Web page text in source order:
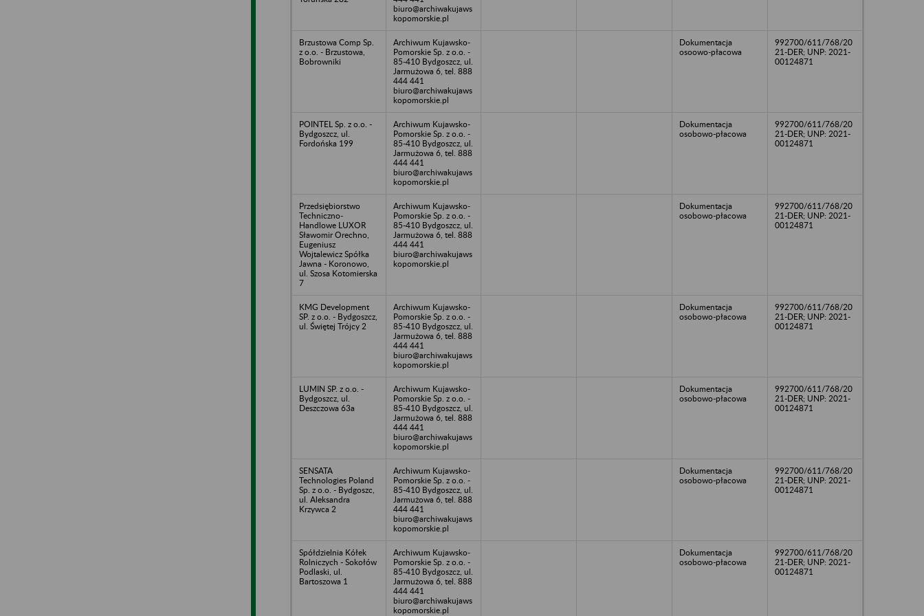
biuro@archiwakujaws
kopomorskie.pl
Brzustowa Comp Sp.
z o.o. - Brzustowa,
Bobrowniki
Archiwum Kujawsko-
Pomorskie Sp. z o.o. -
85-410 Bydgoszcz, ul.
Jarmużowa 6, tel. 888
444 441
biuro@archiwakujaws
kopomorskie.pl
Dokumentacja
osoowo-płacowa
992700/611/768/20
21-DER; UNP: 2021-
00124871
POINTEL Sp. z o.o. -
Bydgoszcz, ul.
Fordońska 199
Archiwum Kujawsko-
Pomorskie Sp. z o.o. -
85-410 Bydgoszcz, ul.
Jarmużowa 6, tel. 888
444 441
biuro@archiwakujaws
kopomorskie.pl
Dokumentacja
osobowo-płacowa
992700/611/768/20
21-DER; UNP: 2021-
00124871
Przedsiębiorstwo
Techniczno-
Handlowe LUXOR
Sławomir Orechno,
Eugeniusz
Wojtalewicz Spółka
Jawna - Koronowo,
ul. Szosa Kotomierska
7
Archiwum Kujawsko-
Pomorskie Sp. z o.o. -
85-410 Bydgoszcz, ul.
Jarmużowa 6, tel. 888
444 441
biuro@archiwakujaws
kopomorskie.pl
Dokumentacja
osobowo-płacowa
992700/611/768/20
21-DER; UNP: 2021-
00124871
KMG Development
SP. z o.o. - Bydgoszcz,
ul. Świętej Trójcy 2
Archiwum Kujawsko-
Pomorskie Sp. z o.o. -
85-410 Bydgoszcz, ul.
Jarmużowa 6, tel. 888
444 441
biuro@archiwakujaws
kopomorskie.pl
Dokumentacja
osobowo-płacowa
992700/611/768/20
21-DER; UNP: 2021-
00124871
LUMIN SP. z o.o. -
Bydgoszcz, ul.
Deszczowa 63a
Archiwum Kujawsko-
Pomorskie Sp. z o.o. -
85-410 Bydgoszcz, ul.
Jarmużowa 6, tel. 888
444 441
biuro@archiwakujaws
kopomorskie.pl
Dokumentacja
osobowo-płacowa
992700/611/768/20
21-DER; UNP: 2021-
00124871
SENSATA
Technologies Poland
Sp. z o.o. - Bydgoszc,
ul. Aleksandra
Krzywca 2
Archiwum Kujawsko-
Pomorskie Sp. z o.o. -
85-410 Bydgoszcz, ul.
Jarmużowa 6, tel. 888
444 441
biuro@archiwakujaws
kopomorskie.pl
Dokumentacja
osobowo-płacowa
992700/611/768/20
21-DER; UNP: 2021-
00124871
Spółdzielnia Kółek
Rolniczych - Sokołów
Podlaski, ul.
Bartoszowa 1
Archiwum Kujawsko-
Pomorskie Sp. z o.o. -
85-410 Bydgoszcz, ul.
Jarmużowa 6, tel. 888
444 441
biuro@archiwakujaws
kopomorskie.pl
Dokumentacja
osobowo-płacowa
992700/611/768/20
21-DER; UNP: 2021-
00124871